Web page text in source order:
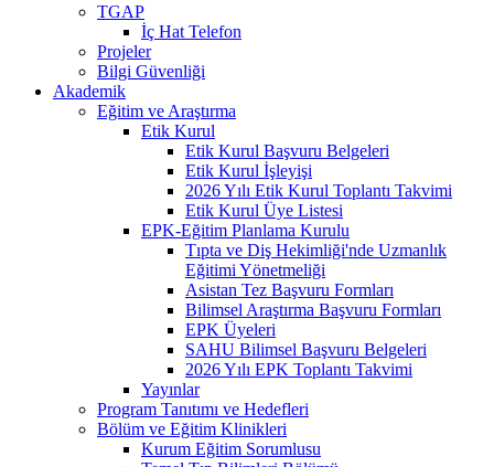
TGAP
İç Hat Telefon
Projeler
Bilgi Güvenliği
Akademik
Eğitim ve Araştırma
Etik Kurul
Etik Kurul Başvuru Belgeleri
Etik Kurul İşleyişi
2026 Yılı Etik Kurul Toplantı Takvimi
Etik Kurul Üye Listesi
EPK-Eğitim Planlama Kurulu
Tıpta ve Diş Hekimliği'nde Uzmanlık
Eğitimi Yönetmeliği
Asistan Tez Başvuru Formları
Bilimsel Araştırma Başvuru Formları
EPK Üyeleri
SAHU Bilimsel Başvuru Belgeleri
2026 Yılı EPK Toplantı Takvimi
Yayınlar
Program Tanıtımı ve Hedefleri
Bölüm ve Eğitim Klinikleri
Kurum Eğitim Sorumlusu